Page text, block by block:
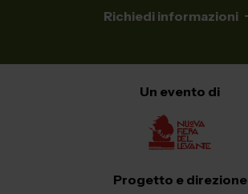
Richiedi informazioni
Un evento di
Progetto e direzione